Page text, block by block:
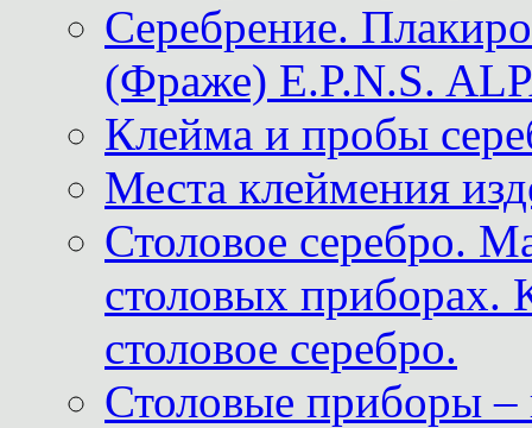
Серебрение.
(Фраже) E.P.N.S.
Клейма и пробы
Места клеймения
Столовое серебро.
столовых приборах.
столовое серебро.
Столовые приборы –